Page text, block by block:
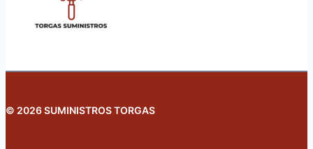
© 2026 SUMINISTROS TORGAS